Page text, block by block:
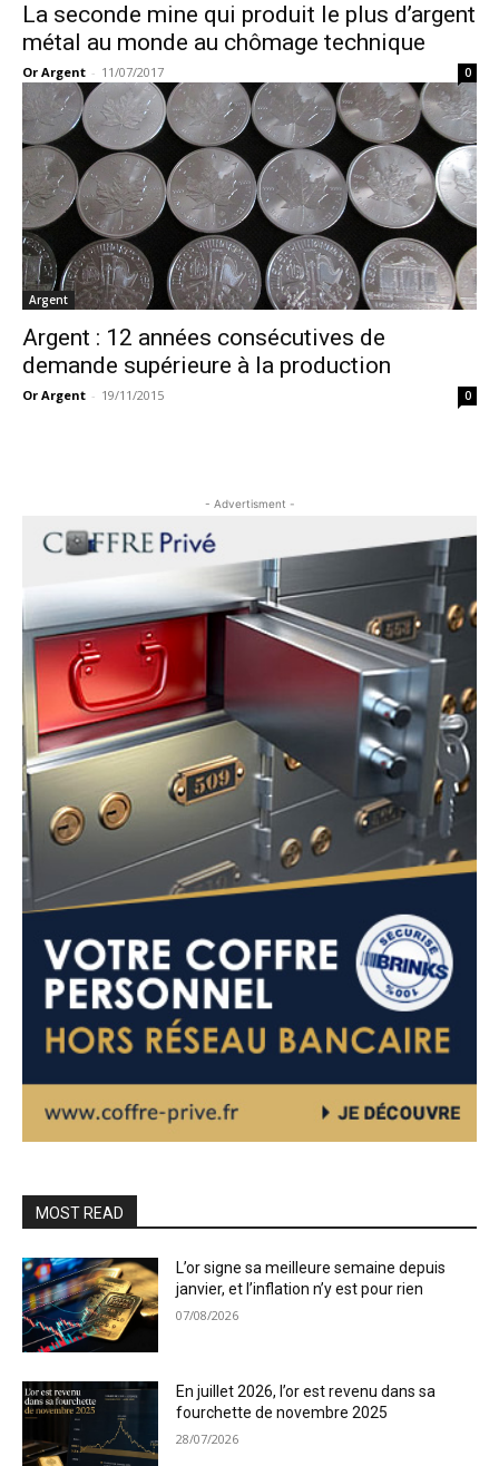
La seconde mine qui produit le plus d’argent
métal au monde au chômage technique
Or Argent - 11/07/2017 0
Argent
Argent : 12 années consécutives de
demande supérieure à la production
Or Argent - 19/11/2015 0
- Advertisment -
MOST READ
L’or signe sa meilleure semaine depuis
janvier, et l’inflation n’y est pour rien
07/08/2026
En juillet 2026, l’or est revenu dans sa
fourchette de novembre 2025
28/07/2026